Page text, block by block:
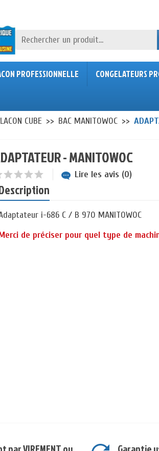
PROFESSIONNELLE CONGELATEURS
CUBE BAC MANITOWOC
- MANITOWOC
Lire les avis (0)
i-686 C / B 970 MANITOWOC
de préciser pour quel type de